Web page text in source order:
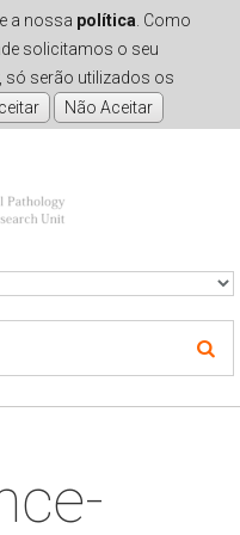
a nossa política . Como
solicitamos o seu
só serão utilizados os